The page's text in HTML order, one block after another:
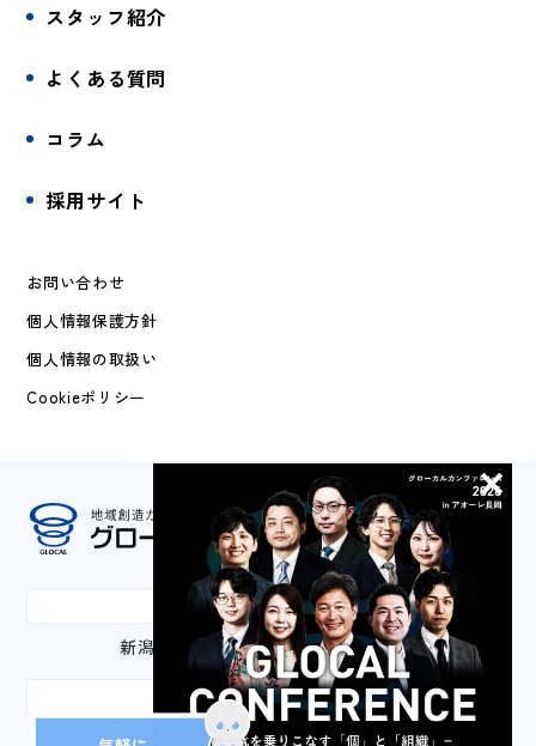
スタッフ紹介
よくある質問
コラム
採用サイト
お問い合わせ
個人情報保護方針
個人情報の取扱い
Cookieポリシー
本社
新潟県長岡市城内町3-2-1 山嘉ビル3F
東京事務所
東京都千代田区丸の内3-2-2 丸の内二重橋ビル2F